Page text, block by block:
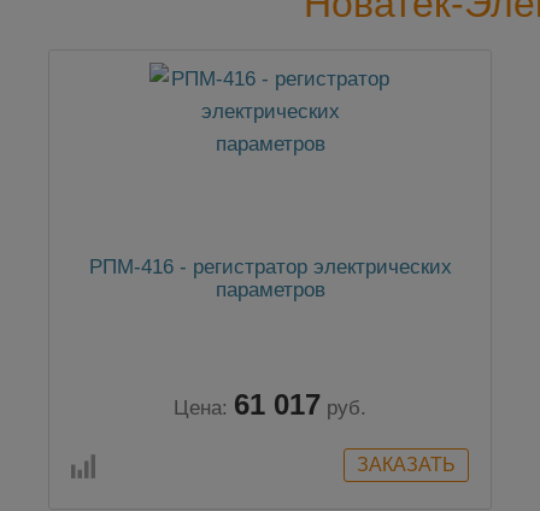
РПМ-416 - регистратор электрических
параметров
Цена: 61 017 руб.